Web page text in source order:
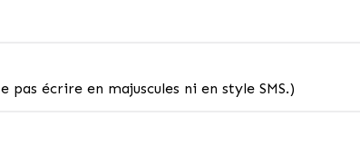
écrire en majuscules ni en style SMS.)